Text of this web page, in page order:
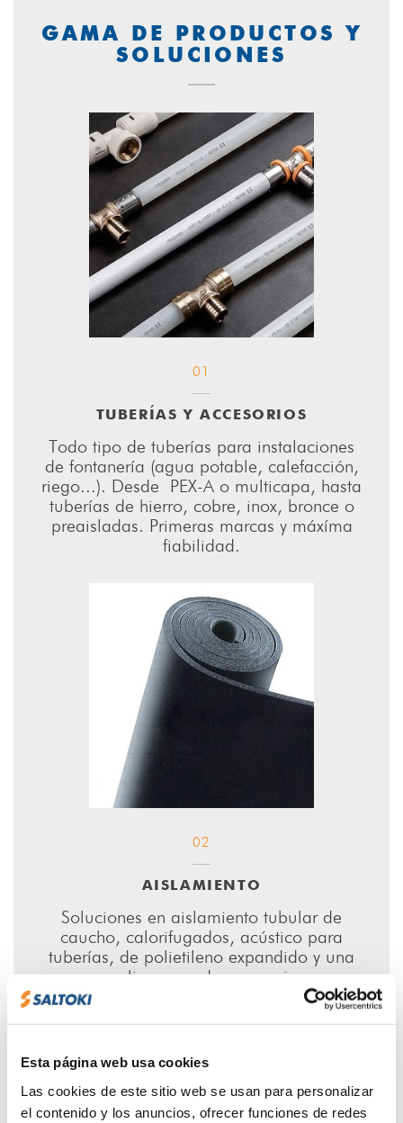
Esta página web usa cookies
Las cookies de este sitio web se usan para personalizar
el contenido y los anuncios, ofrecer funciones de redes
GAMA DE PRODUCTOS Y
SOLUCIONES
01
TUBERÍAS Y ACCESORIOS
Todo tipo de tuberías para instalaciones
de fontanería (agua potable, calefacción,
riego...). Desde PEX-A o multicapa, hasta
tuberías de hierro, cobre, inox, bronce o
preaisladas. Primeras marcas y máxíma
fiabilidad.
02
AISLAMIENTO
Soluciones en aislamiento tubular de
caucho, calorifugados, acústico para
tuberías, de polietileno expandido y una
amplia gama de accesorios.